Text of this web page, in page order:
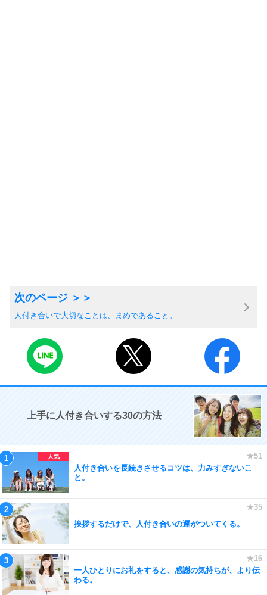
人付き合いで大切なことは、まめであること。
上手に人付き合いする30の方法
人付き合いを長続きさせるコツは、力みすぎないこ
と。
挨拶するだけで、人付き合いの運がついてくる。
一人ひとりにお礼をすると、感謝の気持ちが、より伝
わる。